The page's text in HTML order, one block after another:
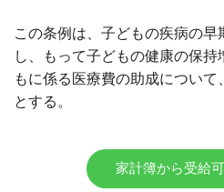
この条例は、子どもの疾病の
し、もって子どもの健康の保
もに係る医療費の助成につい
とする。
家計簿から受給